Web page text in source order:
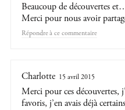
Beaucoup de découvertes
Merci pour nous avoir
Répondre
Charlotte 15 avril 2015
Merci pour ces découvertes,
favoris, j’en avais déjà